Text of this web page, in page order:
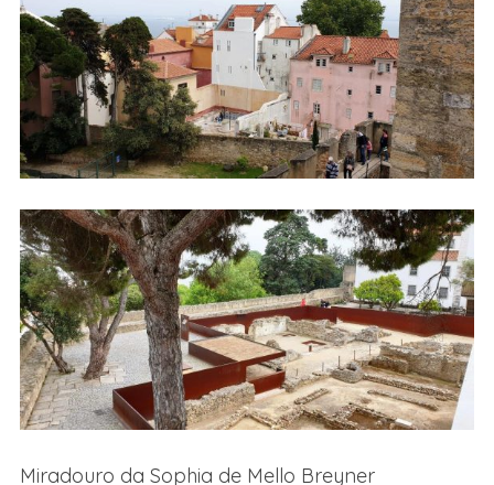
Miradouro da Sophia de Mello Breyner